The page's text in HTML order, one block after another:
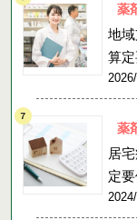
薬
地
算
薬
居
定